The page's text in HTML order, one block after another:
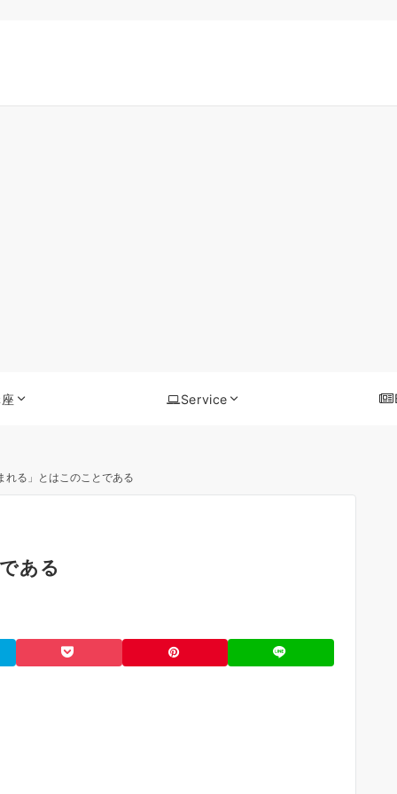
Service
れる」とはこのことである
ある